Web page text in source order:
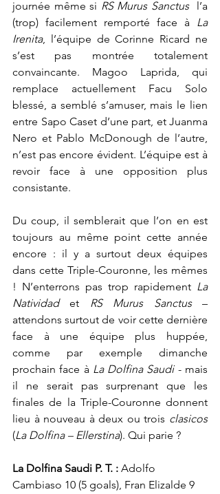
journée même si RS Murus Sanctus l’a
(trop) facilement remporté face à
La
Irenita, l’équipe de Corinne Ricard ne
s’est pas montrée totalement
convaincante. Magoo Laprida, qui
remplace actuellement Facu Solo
blessé, a semblé s’amuser, mais le lien
entre Sapo Caset d’une part, et Juanma
Nero et Pablo McDonough de l’autre,
n’est pas encore évident. L’équipe est à
revoir face à une opposition plus
consistante.
Du coup, il semblerait que l’on en est
toujours au même point cette année
encore : il y a surtout deux équipes
dans cette Triple-Couronne, les mêmes
! N’enterrons pas trop rapidement La
Natividad et RS Murus Sanctus –
attendons surtout de voir cette dernière
face à une équipe plus huppée,
comme par exemple dimanche
prochain face à La Dolfina Saudi - mais
il ne serait pas surprenant que les
finales de la Triple-Couronne donnent
lieu à nouveau à deux ou trois clasicos
(La Dolfina – Ellerstina). Qui parie ?
La Dolfina Saudi P. T. : Adolfo
Cambiaso 10 (5 goals), Fran Elizalde 9